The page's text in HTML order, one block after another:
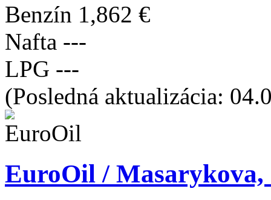
Benzín 1,862 €
Nafta ---
LPG ---
(Posledná aktualizácia:
EuroOil / Masarykova,